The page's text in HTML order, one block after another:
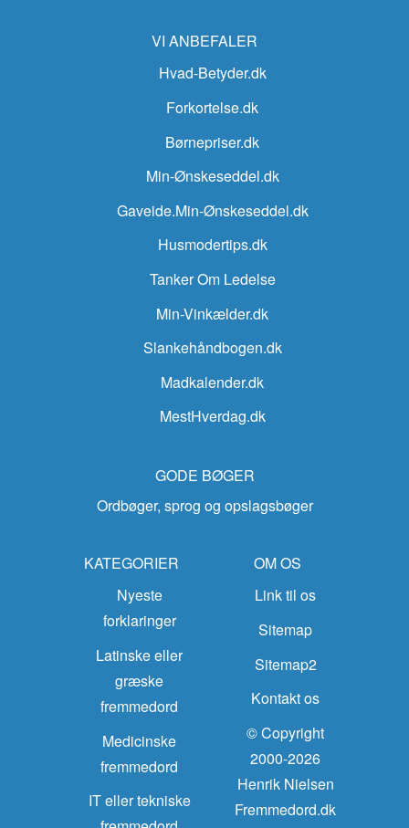
VI ANBEFALER
Hvad-Betyder.dk
Forkortelse.dk
Børnepriser.dk
Min-Ønskeseddel.dk
Gaveide.Min-Ønskeseddel.dk
Husmodertips.dk
Tanker Om Ledelse
Min-Vinkælder.dk
Slankehåndbogen.dk
Madkalender.dk
MestHverdag.dk
GODE BØGER
Ordbøger, sprog og opslagsbøger
KATEGORIER
Nyeste
forklaringer
Latinske eller
græske
fremmedord
Medicinske
fremmedord
IT eller tekniske
OM OS
Link til os
Sitemap
Sitemap2
Kontakt os
© Copyright
2000-2026
Henrik Nielsen
Fremmedord.dk